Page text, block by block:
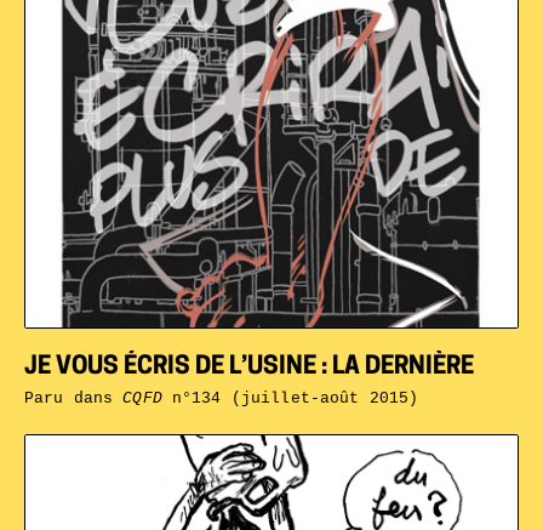
JE VOUS ÉCRIS DE L’USINE : LA DERNIÈRE
Paru dansCQFDn°134 (juillet-août 2015)